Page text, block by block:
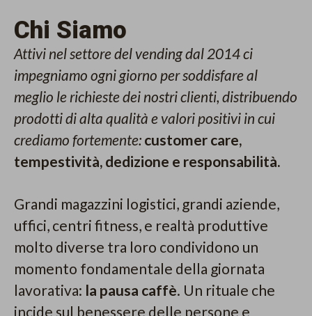
Chi Siamo
Attivi nel settore del vending dal 2014 ci
impegniamo ogni giorno per soddisfare al
meglio le richieste dei nostri clienti, distribuendo
prodotti di alta qualità e valori positivi in cui
crediamo fortemente: customer care,
tempestività, dedizione e responsabilità.
Grandi magazzini logistici, grandi aziende,
uffici, centri fitness, e realtà produttive
molto diverse tra loro condividono un
momento fondamentale della giornata
lavorativa: la pausa caffè. Un rituale che
incide sul benessere delle persone e